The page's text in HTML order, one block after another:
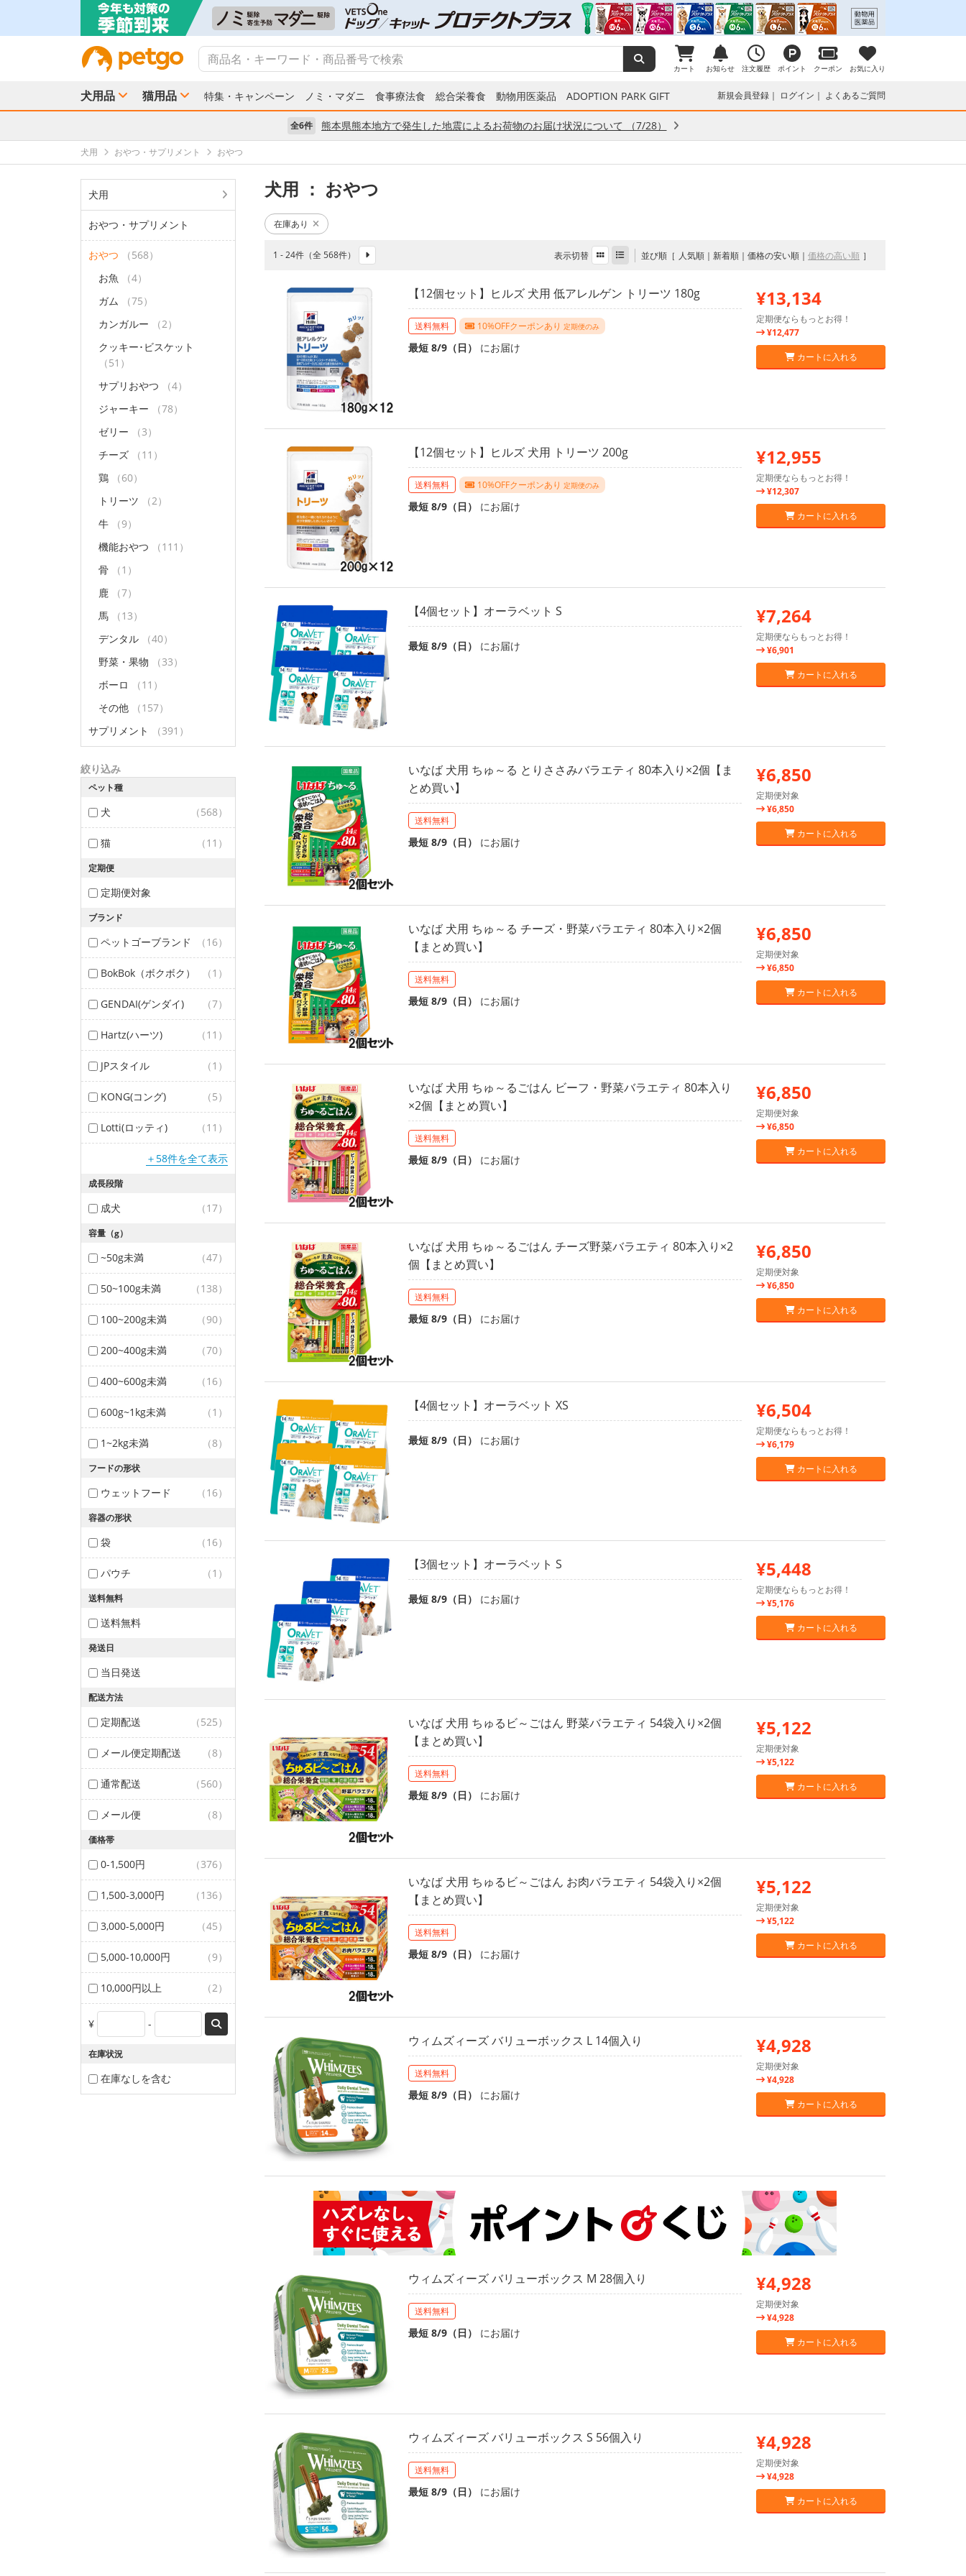
カート お知らせ 注文履歴 ポイント クーポン お気に入り
犬用品 猫用品 特集・キャンペーン ノミ・マダニ 食事療法食 総合栄養食 動物用医薬品 ADOPTION PARK GIFT 新規会員登録 ログイン よくあるご質問
全6件 熊本県熊本地方で発生した地震によるお荷物のお届け状況について （7/28）
犬用 おやつ・サプリメント おやつ
犬用
おやつ・サプリメント
おやつ
（568）
お魚
（4）
ガム
（75）
カンガルー
（2）
クッキー･ビスケット
（51）
サプリおやつ
（4）
ジャーキー
（78）
ゼリー
（3）
チーズ
（11）
鶏
（60）
トリーツ
（2）
牛
（9）
機能おやつ
（111）
骨
（1）
鹿
（7）
馬
（13）
デンタル
（40）
野菜・果物
（33）
ボーロ
（11）
その他
（157）
サプリメント
（391）
絞り込み
ペット種
犬 （568）
猫 （11）
定期便
定期便対象
ブランド
ペットゴーブランド （16）
BokBok（ボクボク） （1）
GENDAI(ゲンダイ) （7）
Hartz(ハーツ) （11）
JPスタイル （1）
KONG(コング) （5）
Lotti(ロッティ) （11）
＋58件を全て表示
成長段階
成犬 （17）
容量（g）
~50g未満 （47）
50~100g未満 （138）
100~200g未満 （90）
200~400g未満 （70）
400~600g未満 （16）
600g~1kg未満 （1）
1~2kg未満 （8）
フードの形状
ウェットフード （16）
容器の形状
袋 （16）
パウチ （1）
送料無料
送料無料
発送日
当日発送
配送方法
定期配送 （525）
メール便定期配送 （8）
通常配送 （560）
メール便 （8）
価格帯
0-1,500円 （376）
1,500-3,000円 （136）
3,000-5,000円 （45）
5,000-10,000円 （9）
10,000円以上 （2）
¥ -
在庫状況
在庫なしを含む
犬用 ： おやつ
在庫あり
1 - 24件（全 568件） 表示切替 並び順 人気順 新着順 価格の安い順 価格の高い順
【12個セット】ヒルズ 犬用 低アレルゲン トリーツ 180g
送料無料 10%OFFクーポンあり 定期便のみ
最短 8/9（日） にお届け
¥13,134
定期便ならもっとお得！
¥12,477
カートに入れる
【12個セット】ヒルズ 犬用 トリーツ 200g
送料無料 10%OFFクーポンあり 定期便のみ
最短 8/9（日） にお届け
¥12,955
定期便ならもっとお得！
¥12,307
カートに入れる
【4個セット】オーラベット S
最短 8/9（日） にお届け
¥7,264
定期便ならもっとお得！
¥6,901
カートに入れる
いなば 犬用 ちゅ～る とりささみバラエティ 80本入り×2個【ま
とめ買い】
送料無料
最短 8/9（日） にお届け
¥6,850
定期便対象
¥6,850
カートに入れる
いなば 犬用 ちゅ～る チーズ・野菜バラエティ 80本入り×2個
【まとめ買い】
送料無料
最短 8/9（日） にお届け
¥6,850
定期便対象
¥6,850
カートに入れる
いなば 犬用 ちゅ～るごはん ビーフ・野菜バラエティ 80本入り
×2個【まとめ買い】
送料無料
最短 8/9（日） にお届け
¥6,850
定期便対象
¥6,850
カートに入れる
いなば 犬用 ちゅ～るごはん チーズ野菜バラエティ 80本入り×2
個【まとめ買い】
送料無料
最短 8/9（日） にお届け
¥6,850
定期便対象
¥6,850
カートに入れる
【4個セット】オーラベット XS
最短 8/9（日） にお届け
¥6,504
定期便ならもっとお得！
¥6,179
カートに入れる
【3個セット】オーラベット S
最短 8/9（日） にお届け
¥5,448
定期便ならもっとお得！
¥5,176
カートに入れる
いなば 犬用 ちゅるビ～ごはん 野菜バラエティ 54袋入り×2個
【まとめ買い】
送料無料
最短 8/9（日） にお届け
¥5,122
定期便対象
¥5,122
カートに入れる
いなば 犬用 ちゅるビ～ごはん お肉バラエティ 54袋入り×2個
【まとめ買い】
送料無料
最短 8/9（日） にお届け
¥5,122
定期便対象
¥5,122
カートに入れる
ウィムズィーズ バリューボックス L 14個入り
送料無料
最短 8/9（日） にお届け
¥4,928
定期便対象
¥4,928
カートに入れる
ウィムズィーズ バリューボックス M 28個入り
送料無料
最短 8/9（日） にお届け
¥4,928
定期便対象
¥4,928
カートに入れる
ウィムズィーズ バリューボックス S 56個入り
送料無料
最短 8/9（日） にお届け
¥4,928
定期便対象
¥4,928
カートに入れる